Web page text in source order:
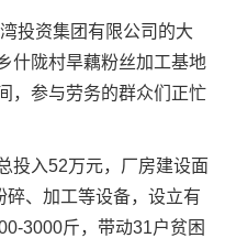
资集团有限公司的大
什陇村旱藕粉丝加工基地
，参与劳务的群众们正忙
入52万元，厂房建设面
、加工等设备，设立有
3000斤，带动31户贫困